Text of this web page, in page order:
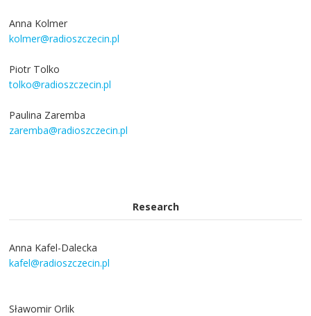
Anna Kolmer
kolmer@radioszczecin.pl
Piotr Tolko
tolko@radioszczecin.pl
Paulina Zaremba
zaremba@radioszczecin.pl
Research
Anna Kafel-Dalecka
kafel@radioszczecin.pl
Sławomir Orlik